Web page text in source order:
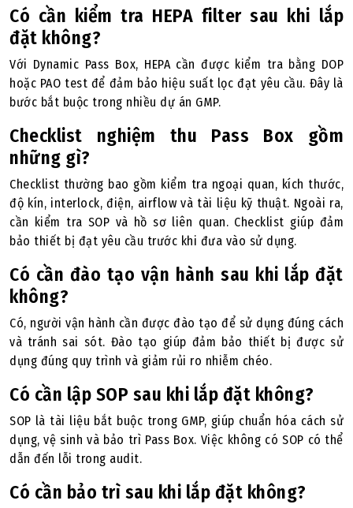
Có cần kiểm tra HEPA filter sau khi lắp
đặt không?
Với Dynamic Pass Box, HEPA cần được kiểm tra bằng DOP
hoặc PAO test để đảm bảo hiệu suất lọc đạt yêu cầu. Đây là
bước bắt buộc trong nhiều dự án GMP.
Checklist nghiệm thu Pass Box gồm
những gì?
Checklist thường bao gồm kiểm tra ngoại quan, kích thước,
độ kín, interlock, điện, airflow và tài liệu kỹ thuật. Ngoài ra,
cần kiểm tra SOP và hồ sơ liên quan. Checklist giúp đảm
bảo thiết bị đạt yêu cầu trước khi đưa vào sử dụng.
Có cần đào tạo vận hành sau khi lắp đặt
không?
Có, người vận hành cần được đào tạo để sử dụng đúng cách
và tránh sai sót. Đào tạo giúp đảm bảo thiết bị được sử
dụng đúng quy trình và giảm rủi ro nhiễm chéo.
Có cần lập SOP sau khi lắp đặt không?
SOP là tài liệu bắt buộc trong GMP, giúp chuẩn hóa cách sử
dụng, vệ sinh và bảo trì Pass Box. Việc không có SOP có thể
dẫn đến lỗi trong audit.
Có cần bảo trì sau khi lắp đặt không?